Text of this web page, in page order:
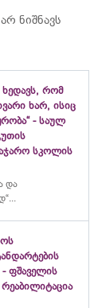
ნიშნავს
ხედავს, რომ
ხარ, ისიც
- საულ
სკოლის
და
- ფშაველის